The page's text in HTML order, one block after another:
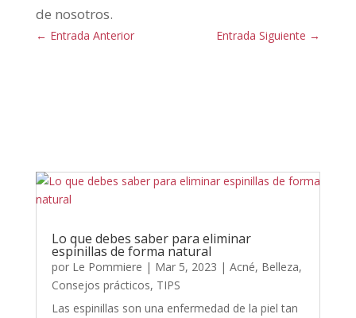
de nosotros.
← Entrada Anterior Entrada Siguiente →
Lo que debes saber para eliminar
espinillas de forma natural
por Le Pommiere | Mar 5, 2023 | Acné, Belleza,
Consejos prácticos, TIPS
Las espinillas son una enfermedad de la piel tan